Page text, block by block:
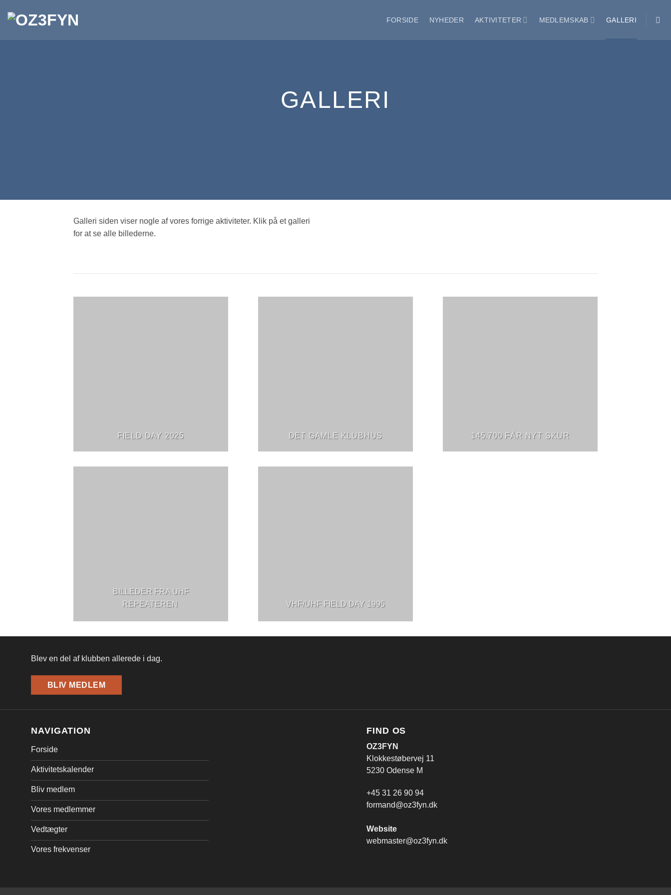
FORSIDE NYHEDER AKTIVITETER MEDLEMSKAB GALLERI
GALLERI
Galleri siden viser nogle af vores forrige aktiviteter. Klik på et galleri
for at se alle billederne.
FIELD DAY 2025 DET GAMLE KLUBHUS 145.700 FÅR NYT SKUR
BILLEDER FRA UHF
REPEATEREN
VHF/UHF FIELD DAY 1995
Blev en del af klubben allerede i dag.
BLIV MEDLEM
NAVIGATION
Forside
Aktivitetskalender
Bliv medlem
Vores medlemmer
Vedtægter
Vores frekvenser
FIND OS
OZ3FYN
Klokkestøbervej 11
5230 Odense M
+45 31 26 90 94
formand@oz3fyn.dk
Website
webmaster@oz3fyn.dk